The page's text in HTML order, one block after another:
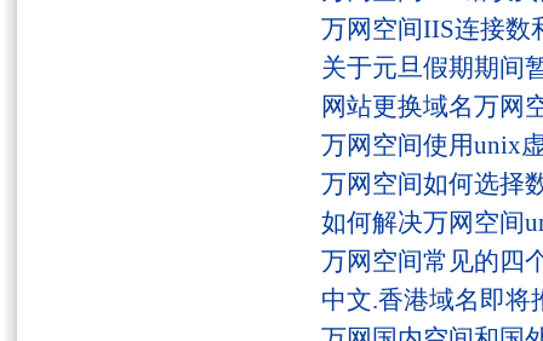
万网空间IIS连接数
关于元旦假期期间
网站更换域名万网
万网空间使用unix
万网空间如何选择
如何解决万网空间
万网空间常见的四
中文.香港域名即将